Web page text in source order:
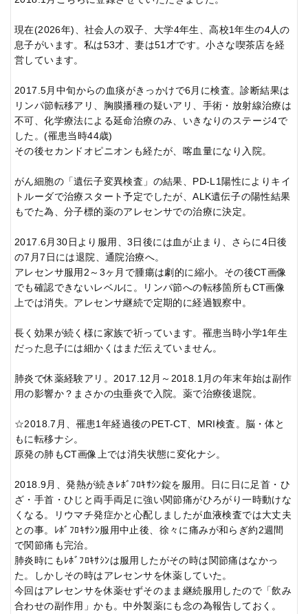
現在(2026年)、社会人の双子、大学4年生、高校1年生の4人の
息子がいます。私は53才、妻は51才です。小さな喫茶店を経
営しています。
2017.5月中旬からの血痰がきっかけで6月に検査。診断結果は
リンパ節転移アリ、胸膜播種の疑いアリ、手術・放射線治療は
不可、化学療法による延命治療のみ、いきなりのステージ4で
した。(罹患当時44歳)
その後セカンドオピニオンも経たが、喀血量になり入院。
がん細胞の「遺伝子変異検査」の結果、PD-L1陽性によりキイ
トルーダで治療スタート予定でしたが、ALK遺伝子の陽性結果
もでた為、分子標的薬のアレセンサでの治療に決定。
2017.6月30日より服用、3日後には血が止まり、さらに4日後
の7月7日には退院、通院治療へ。
アレセンサ服用2～3ヶ月で腫瘍は劇的に縮小。その後CT画像
でも確認できないレベルに。リンパ節への転移箇所もCT画像
上では消失。アレセンサ継続で定期的に経過観察中。
長く効果が続く様に家族で祈っています。罹患当時小学1年生
だった息子には細かくはまだ伝えていません。
肺炎で休薬経験アリ。2017.12月～2018.1月の年末年始は副作
用の影響か？まさかの虫垂炎で入院。薬で治療後退院。
☆2018.7月、罹患1年経過後のPET-CT、MRI検査。脳・体と
もに転移ナシ。
原発の肺もCT画像上では消失状態に変化ナシ。
2018.9月、発熱が続きﾚﾎﾞﾌﾛｷｻｼﾝ錠を服用。日に日に足首・ひ
ざ・手首・ひじと両手両足に強い関節痛がひろがり一時動けな
くなる。リウマチ発症かと心配しましたが血液検査では大丈夫
との事。ﾚﾎﾞﾌﾛｷｻｼﾝ服用中止後、徐々に痛みが和らぎ約2週間
で関節痛も完治。
肺炎時にもﾚﾎﾞﾌﾛｷｻｼﾝは服用したがその時は関節痛はなかっ
た。しかしその時はアレセンサを休薬していた。
今回はアレセンサを休薬せずそのまま継続服用したので「飲み
合わせの副作用」かも。中外製薬にも念の為報告しておく。